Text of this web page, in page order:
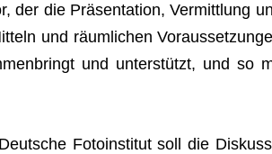
der die Prä­sen­ta­tion, Ver­mitt­lung
und räum­li­chen
und unter­stützt, und so
Foto­in­sti­tut soll die